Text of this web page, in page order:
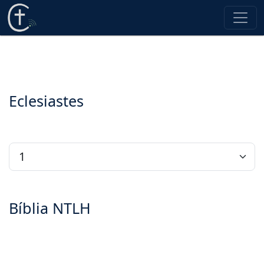
Eclesiastes
Bíblia NTLH